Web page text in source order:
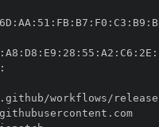
6D : AA : 51 : FB: B7 : F0 : C3 : B9 :
: A8 : D8 : E9 : 28 : 55 : A2 : C6 : 2E :
:
//token.actions.githubusercontent.com